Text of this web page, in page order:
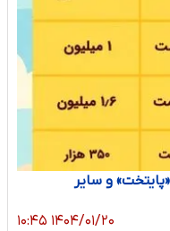
و سایر
۱۴۰۴/۰۱/۲۰ ۱۰:۴۵